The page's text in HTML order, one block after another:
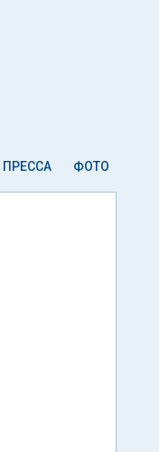
ПРЕССА ФОТО